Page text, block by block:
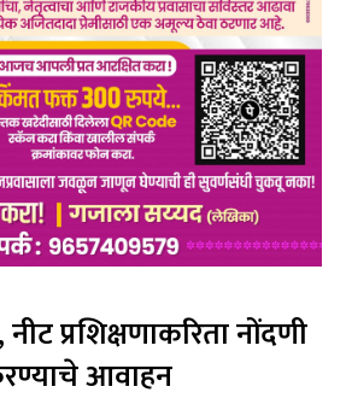
प्रशिक्षणाकरिता नोंदणी
आवाहन